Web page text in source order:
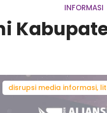
INFORMASI
disrupsi media informasi,